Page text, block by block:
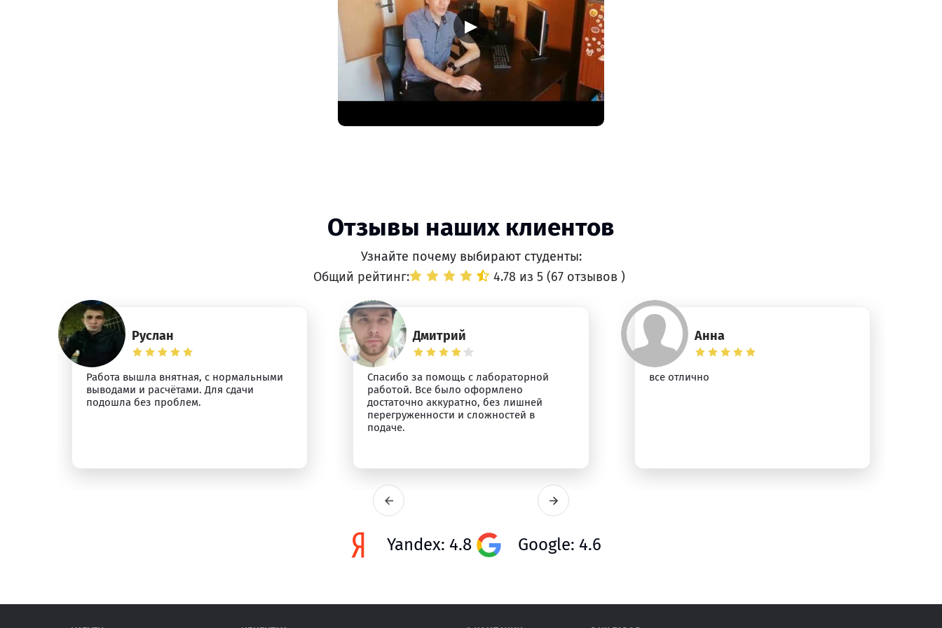
▶
Отзывы наших клиентов
Узнайте почему выбирают студенты:
Общий рейтинг:
4.78 из 5 (67 отзывов )
Руслан
Работа вышла внятная, с нормальными
выводами и расчётами. Для сдачи
подошла без проблем.
Дмитрий
Спасибо за помощь с лабораторной
работой. Все было оформлено
достаточно аккуратно, без лишней
перегруженности и сложностей в
подаче.
Анна
все отлично
Yandex: 4.8 Google: 4.6